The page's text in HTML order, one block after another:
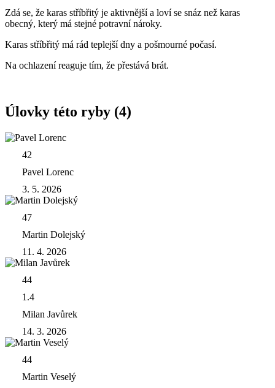
Zdá se, že karas stříbřitý je aktivnější a loví se snáz než karas
obecný, který má stejné potravní nároky.
Karas stříbřitý má rád teplejší dny a pošmourné počasí.
Na ochlazení reaguje tím, že přestává brát.
Úlovky této ryby (4)
42
Pavel Lorenc
3. 5. 2026
47
Martin Dolejský
11. 4. 2026
44
1.4
Milan Javůrek
14. 3. 2026
44
Martin Veselý